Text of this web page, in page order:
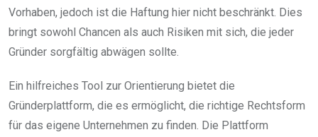
Vorhaben, jedoch ist die Haftung hier nicht beschränkt. Dies
bringt sowohl Chancen als auch Risiken mit sich, die jeder
Gründer sorgfältig abwägen sollte.
Ein hilfreiches Tool zur Orientierung bietet die
Gründerplattform, die es ermöglicht, die richtige Rechtsform
für das eigene Unternehmen zu finden. Die Plattform